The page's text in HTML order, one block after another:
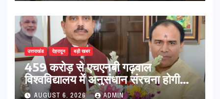
उत्तराखंड देहरादून बड़ी खबर
459 करोड़ से एचएनबी गढ़वाल
विश्वविद्यालय में अनुसंधान संरचना होगी
सुदृढ,उच्च शिक्षा मंत्री धन सिंह रावत ने
AUGUST 6, 2026 ADMIN